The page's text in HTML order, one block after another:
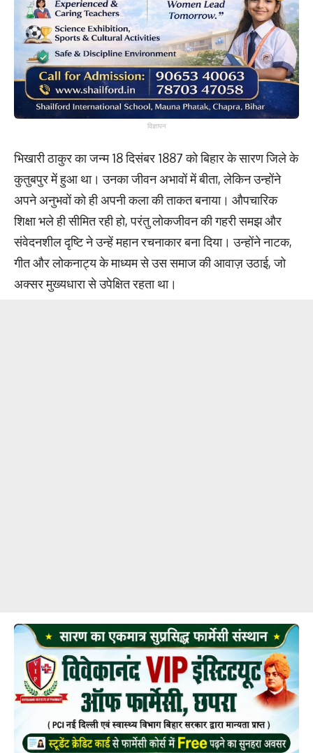
विज्ञापन
भिखारी ठाकुर का जन्म 18 दिसंबर 1887 को बिहार के सारण जिले के
कुतुबपुर में हुआ था। उनका जीवन अभावों में बीता, लेकिन उन्होंने
अपने अनुभवों को ही अपनी कला की ताकत बनाया। औपचारिक
शिक्षा भले ही सीमित रही हो, परंतु लोकजीवन की गहरी समझ और
संवेदनशील दृष्टि ने उन्हें महान रचनाकार बना दिया। उन्होंने नाटक,
गीत और लोकनाट्य के माध्यम से उस समाज की आवाज़ उठाई, जो
अक्सर मुख्यधारा से उपेक्षित रहता था।